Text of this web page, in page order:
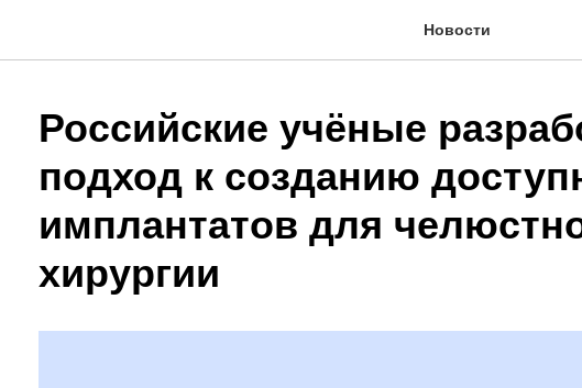
Новости
Российские учёные
подход к созданию
имплантатов для
хирургии